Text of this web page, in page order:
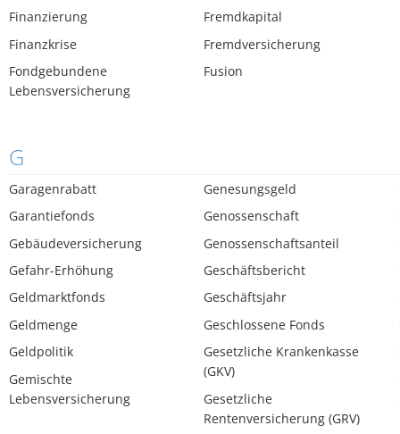
Finanzierung
Finanzkrise
Fondgebundene
Lebensversicherung
Fremdkapital
Fremdversicherung
Fusion
G
Garagenrabatt
Garantiefonds
Gebäudeversicherung
Gefahr-Erhöhung
Geldmarktfonds
Geldmenge
Geldpolitik
Gemischte
Lebensversicherung
Genesungsgeld
Genossenschaft
Genossenschaftsanteil
Geschäftsbericht
Geschäftsjahr
Geschlossene Fonds
Gesetzliche Krankenkasse
(GKV)
Gesetzliche
Rentenversicherung (GRV)